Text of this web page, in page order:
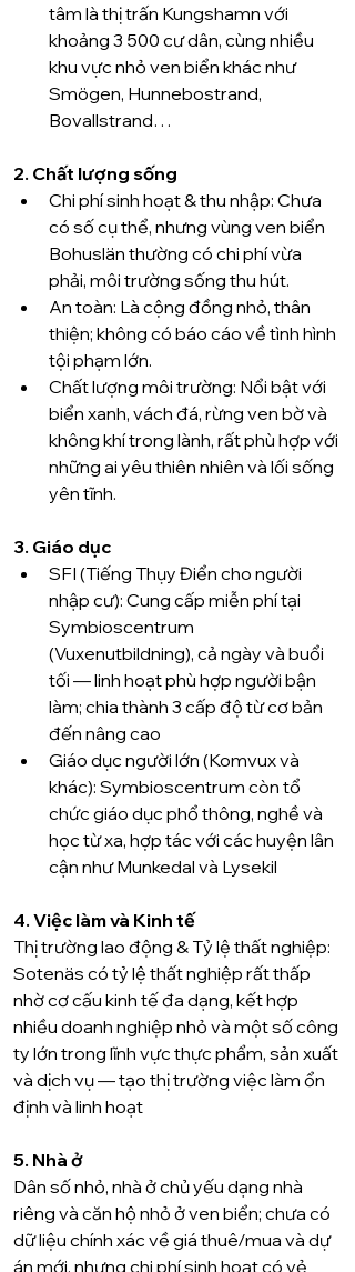
tâm là thị trấn Kungshamn với
khoảng 3 500 cư dân, cùng nhiều
khu vực nhỏ ven biển khác như
Smögen, Hunnebostrand,
Bovallstrand…
2. Chất lượng sống
Chi phí sinh hoạt & thu nhập: Chưa
có số cụ thể, nhưng vùng ven biển
Bohuslän thường có chi phí vừa
phải, môi trường sống thu hút.
An toàn: Là cộng đồng nhỏ, thân
thiện; không có báo cáo về tình hình
tội phạm lớn.
Chất lượng môi trường: Nổi bật với
biển xanh, vách đá, rừng ven bờ và
không khí trong lành, rất phù hợp với
những ai yêu thiên nhiên và lối sống
yên tĩnh.
3. Giáo dục
SFI (Tiếng Thụy Điển cho người
nhập cư): Cung cấp miễn phí tại
Symbioscentrum
(Vuxenutbildning), cả ngày và buổi
tối — linh hoạt phù hợp người bận
làm; chia thành 3 cấp độ từ cơ bản
đến nâng cao
Giáo dục người lớn (Komvux và
khác): Symbioscentrum còn tổ
chức giáo dục phổ thông, nghề và
học từ xa, hợp tác với các huyện lân
cận như Munkedal và Lysekil
4. Việc làm và Kinh tế
Thị trường lao động & Tỷ lệ thất nghiệp:
Sotenäs có tỷ lệ thất nghiệp rất thấp
nhờ cơ cấu kinh tế đa dạng, kết hợp
nhiều doanh nghiệp nhỏ và một số công
ty lớn trong lĩnh vực thực phẩm, sản xuất
và dịch vụ — tạo thị trường việc làm ổn
định và linh hoạt
5. Nhà ở
Dân số nhỏ, nhà ở chủ yếu dạng nhà
riêng và căn hộ nhỏ ở ven biển; chưa có
dữ liệu chính xác về giá thuê/mua và dự
án mới, nhưng chi phí sinh hoạt có vẻ